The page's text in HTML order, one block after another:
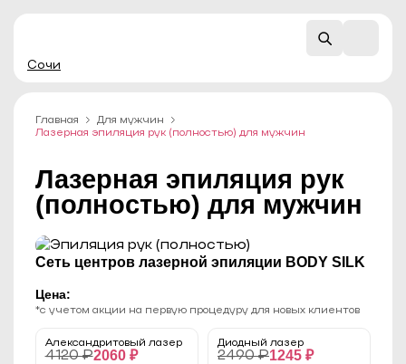
Сочи
Главная
Для мужчин
Лазерная эпиляция рук (полностью) для мужчин
Лазерная эпиляция рук
(полностью) для мужчин
Сеть центров лазерной эпиляции BODY SILK
Цена:
*с учетом акции на первую процедуру для новых клиентов
Александритовый лазер
4120 ₽2060 ₽
Диодный лазер
2490 ₽1245 ₽